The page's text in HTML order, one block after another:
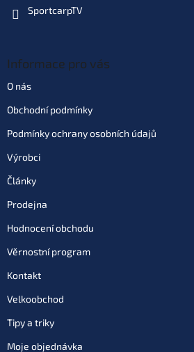
SportcarpTV
Informace pro vás
O nás
Obchodní podmínky
Podmínky ochrany osobních údajů
Výrobci
Články
Prodejna
Hodnocení obchodu
Věrnostní program
Kontakt
Velkoobchod
Tipy a triky
Moje objednávka